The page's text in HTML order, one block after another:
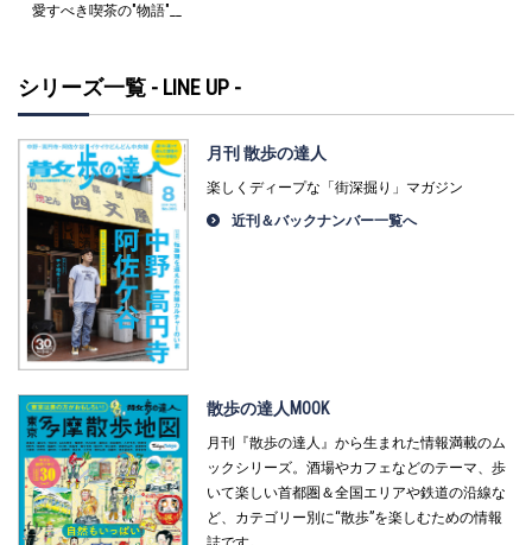
愛すべき喫茶の"物語"__
シリーズ一覧 - LINE UP -
月刊 散歩の達人
楽しくディープな「街深掘り」マガジン
近刊＆バックナンバー一覧へ
散歩の達人MOOK
月刊『散歩の達人』から生まれた情報満載のム
ックシリーズ。酒場やカフェなどのテーマ、歩
いて楽しい首都圏＆全国エリアや鉄道の沿線な
ど、カテゴリー別に“散歩”を楽しむための情報